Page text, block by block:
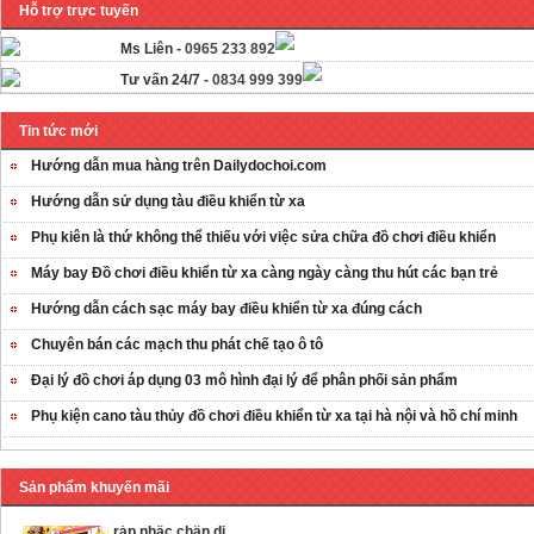
Hỗ trợ trực tuyến
Ms Liên - 0965 233 892
Tư vấn 24/7 - 0834 999 399
Tin tức mới
Hướng dẫn mua hàng trên Dailydochoi.com
Hướng dẫn sử dụng tàu điều khiển từ xa
Phụ kiên là thứ không thể thiếu với việc sửa chữa đồ chơi điều khiển
Máy bay Đồ chơi điều khiển từ xa càng ngày càng thu hút các bạn trẻ
Hướng dẫn cách sạc máy bay điều khiển từ xa đúng cách
Chuyên bán các mạch thu phát chế tạo ô tô
Đại lý đồ chơi áp dụng 03 mô hình đại lý để phân phối sản phẩm
Phụ kiện cano tàu thủy đồ chơi điều khiển từ xa tại hà nội và hồ chí minh
Sản phẩm khuyến mãi
OT35 robot lắp
ráp nhấc chân di